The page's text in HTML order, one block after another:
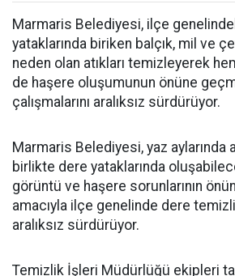
Marmaris Belediyesi, ilçe
yataklarında biriken balçık, mil ve
neden olan atıkları temizleyerek
de haşere oluşumunun önüne
çalışmalarını aralıksız sürdürüyor.
Marmaris Belediyesi, yaz aylarında
birlikte dere yataklarında
görüntü ve haşere sorunlarının
amacıyla ilçe genelinde dere
aralıksız sürdürüyor.
Temizlik İşleri Müdürlüğü ekipleri